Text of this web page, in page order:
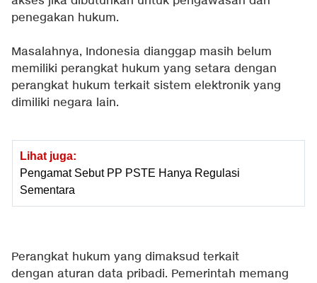
penegakan hukum.
Masalahnya, Indonesia dianggap masih belum
memiliki perangkat hukum yang setara dengan
perangkat hukum terkait sistem elektronik yang
dimiliki negara lain.
Lihat juga:
Pengamat Sebut PP PSTE Hanya Regulasi
Sementara
Perangkat hukum yang dimaksud terkait
dengan aturan data pribadi. Pemerintah memang